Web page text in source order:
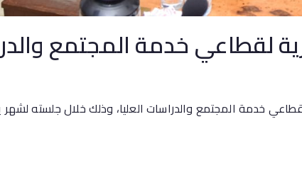
خدمة المجتمع